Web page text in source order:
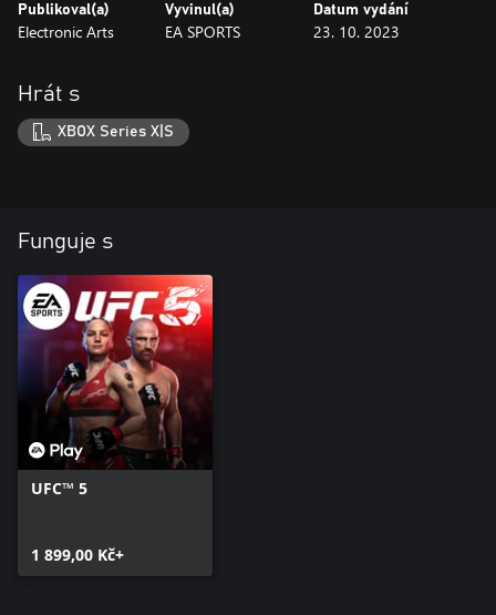
Publikoval(a)
Electronic Arts
Vyvinul(a)
EA SPORTS
Datum vydání
23. 10. 2023
Hrát s
XBOX Series X|S
Funguje s
UFC™ 5
1 899,00 Kč+